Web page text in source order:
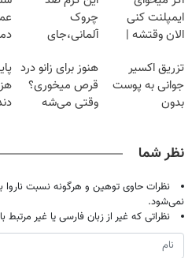
ایمپلنت کنی
الان وقتشه |
میلیون تومان!!!
چروک
آلمانی،جای
پر میکنه!تخفیف
تا امشب
تزریق اکسیر
جوانی به پوست
بدون
هنوز برای زانو درد
قرص میخوری؟
وقتی می‌شه
نظر شما
نظرات حاوی توهین و هرگونه نسبت
نمی‌شود.
نظراتی که غیر از زبان فارسی یا غیر